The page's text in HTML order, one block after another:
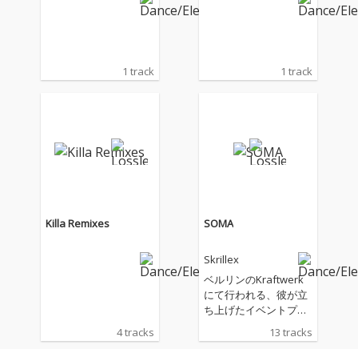
1 track 1 track
Killa Remixes
4 tracks
SOMA
Skrillex
ベルリンのKraftwerk
にて行われる、彼が立
ち上げたイベントプラ
ットフォームCONTRA
後に発表された最新ア
13 tracks